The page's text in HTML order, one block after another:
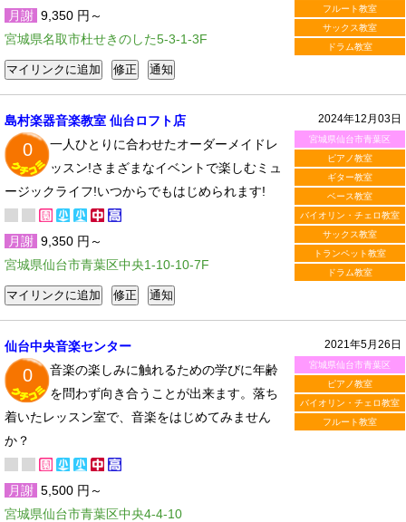
フルート教室
サックス教室
ドラム教室
月謝 9,350 円～
宮城県名取市杜せきのした5-3-1-3F
2024年12月03日
宮城県仙台市青葉区
ピアノ教室
ギター教室
ベース教室
バイオリン・チェロ教室
サックス教室
トランペット教室
ドラム教室
島村楽器音楽教室 仙台ロフト店
0
一人ひとりに合わせたオーダーメイドレ
ッスン!さまざまなイベントで楽しむミュ
ージックライフ!いつからでもはじめられます!
月謝 9,350 円～
宮城県仙台市青葉区中央1-10-10-7F
2021年5月26日
宮城県仙台市青葉区
ピアノ教室
バイオリン・チェロ教室
フルート教室
仙台中央音楽センター
0
音楽の楽しみに触れるための学びに年齢
を問わず向き合うことが出来ます。落ち
着いたレッスン室で、音楽をはじめてみません
か？
月謝 5,500 円～
宮城県仙台市青葉区中央4-4-10